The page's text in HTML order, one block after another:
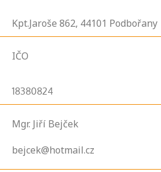
Kpt.Jaroše 862, 44101 Podbořany
IČO
18380824
Mgr. Jiří Bejček
bejcek@hotmail.cz